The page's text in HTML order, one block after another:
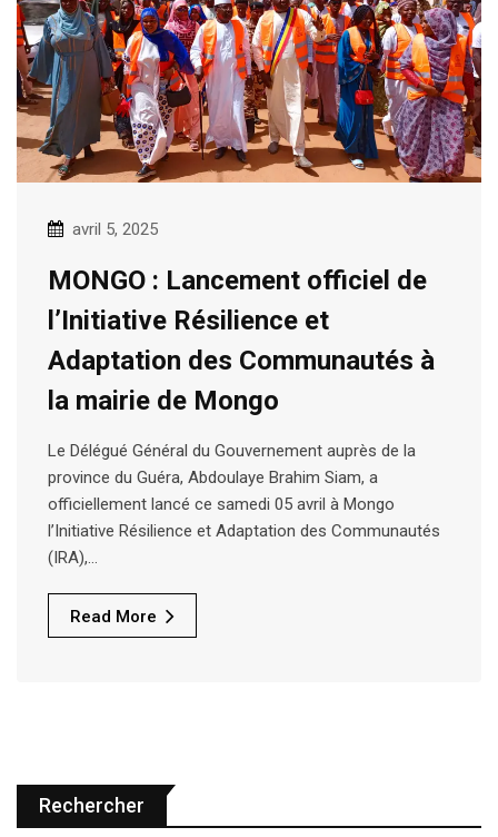
avril 5, 2025
MONGO : Lancement officiel de
l’Initiative Résilience et
Adaptation des Communautés à
la mairie de Mongo
Le Délégué Général du Gouvernement auprès de la
province du Guéra, Abdoulaye Brahim Siam, a
officiellement lancé ce samedi 05 avril à Mongo
l’Initiative Résilience et Adaptation des Communautés
(IRA),…
Read More
Rechercher